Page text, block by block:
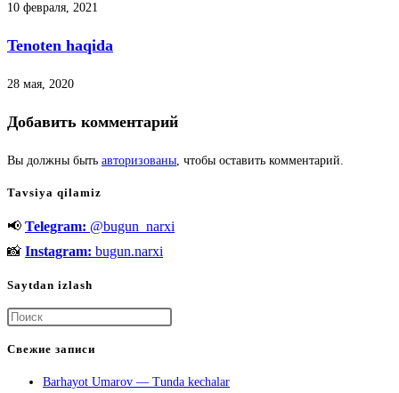
10 февраля, 2021
Tenoten haqida
28 мая, 2020
Добавить комментарий
Вы должны быть авторизованы, чтобы оставить комментарий.
Tavsiya qilamiz
📢 Telegram: @bugun_narxi
📸 Instagram: bugun.narxi
Saytdan izlash
чтобы
Свежие записи
Barhayot Umarov — Tunda kechalar